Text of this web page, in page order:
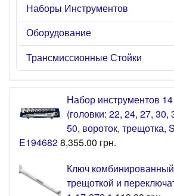
Наборы Инструментов
Оборудование
Трансмиссионные Стойки
Набор инструментов
(головки: 22, 24, 27, 30,
50, вороток, трещотка,
E1946828,355.00 грн.
Ключ
трещоткой и